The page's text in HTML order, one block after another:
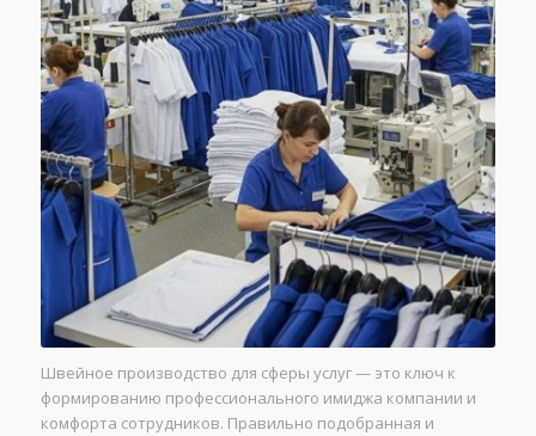
Швейное производство для сферы услуг — это ключ к
формированию профессионального имиджа компании и
комфорта сотрудников. Правильно подобранная и